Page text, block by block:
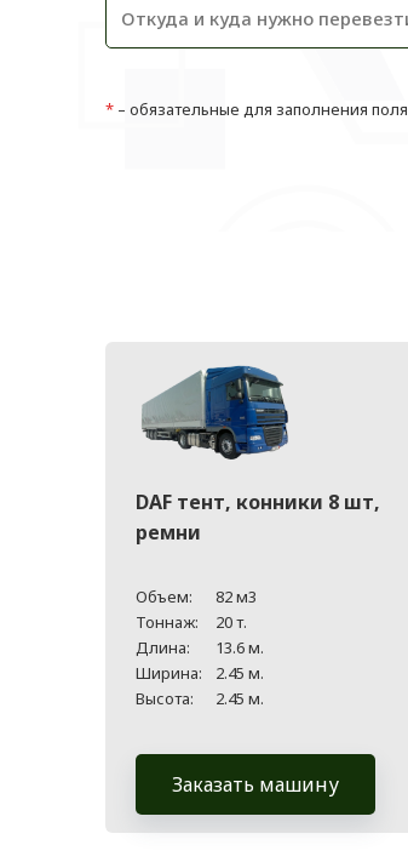
* – обязательные для заполнения поля
DAF тент, конники 8 шт,
ремни
Объем:
82 м3
Тоннаж:
20 т.
Длина:
13.6 м.
Ширина:
2.45 м.
Высота:
2.45 м.
Заказать машину